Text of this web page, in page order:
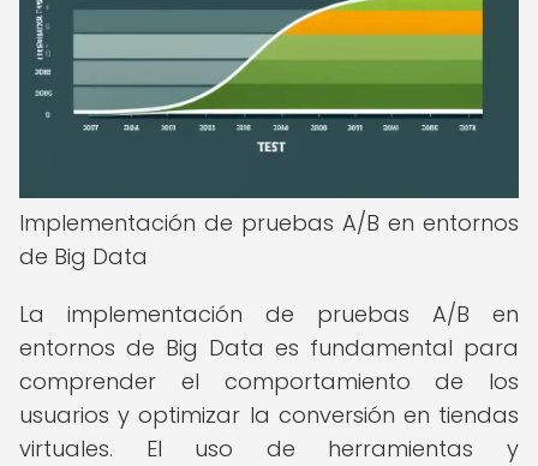
Implementación de pruebas A/B en entornos
de Big Data
La implementación de pruebas A/B en
entornos de Big Data es fundamental para
comprender el comportamiento de los
usuarios y optimizar la conversión en tiendas
virtuales. El uso de herramientas y